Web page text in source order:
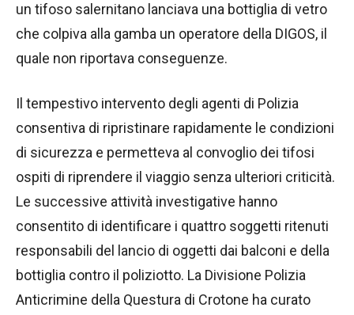
un tifoso salernitano lanciava una bottiglia di vetro
che colpiva alla gamba un operatore della DIGOS, il
quale non riportava conseguenze.
Il tempestivo intervento degli agenti di Polizia
consentiva di ripristinare rapidamente le condizioni
di sicurezza e permetteva al convoglio dei tifosi
ospiti di riprendere il viaggio senza ulteriori criticità.
Le successive attività investigative hanno
consentito di identificare i quattro soggetti ritenuti
responsabili del lancio di oggetti dai balconi e della
bottiglia contro il poliziotto. La Divisione Polizia
Anticrimine della Questura di Crotone ha curato